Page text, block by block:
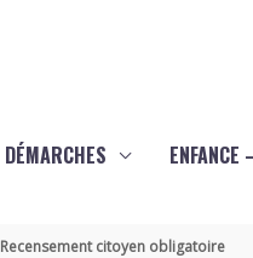
DÉMARCHES ENFANCE
Recensement citoyen obligatoire